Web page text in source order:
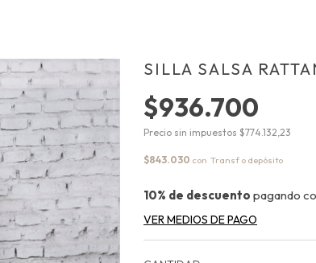
SILLA SALSA
$936.700
Precio sin impuestos$774.132,23
$843.030 con
10% de descuento pagando
VER MEDIOS DE PAGO